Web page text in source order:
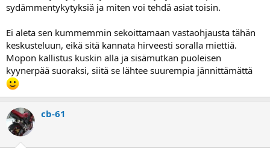
sydämmentykytyksiä ja miten voi tehdä asiat toisin.
Ei aleta sen kummemmin sekoittamaan vastaohjausta tähän
keskusteluun, eikä sitä kannata hirveesti soralla miettiä.
Mopon kallistus kuskin alla ja sisämutkan puoleisen
kyynerpää suoraksi, siitä se lähtee suurempia jännittämättä
cb-61